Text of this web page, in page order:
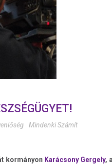
Mindenki Számít
kormányon Karácsony Gergely,